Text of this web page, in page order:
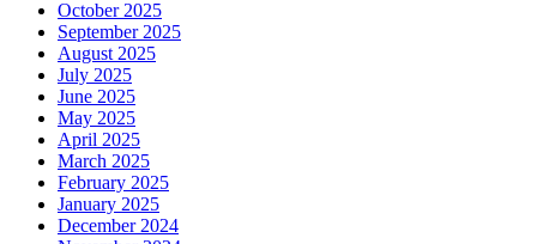
October 2025
September 2025
August 2025
July 2025
June 2025
May 2025
April 2025
March 2025
February 2025
January 2025
December 2024